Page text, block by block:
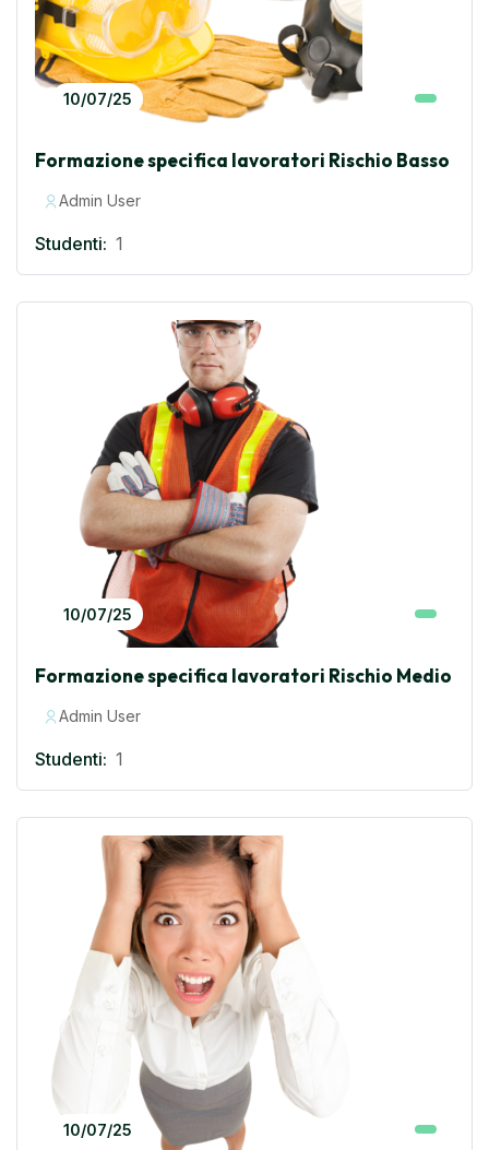
10/07/25
Formazione specifica lavoratori Rischio Basso
Admin User
Studenti: 1
10/07/25
Formazione specifica lavoratori Rischio Medio
Admin User
Studenti: 1
10/07/25